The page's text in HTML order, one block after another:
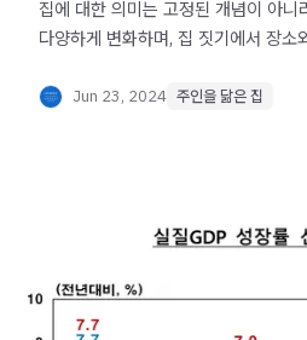
집에 대한 의미는 고정된 개념이 아니
다양하게 변화하며, 집 짓기에서 장소
Jun 23, 2024 주인을 닮은 집